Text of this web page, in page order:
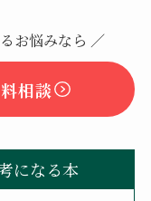
お悩みなら ／
相談
になる本